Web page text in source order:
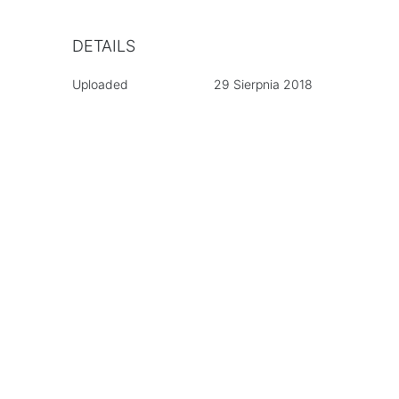
DETAILS
Uploaded 29 Sierpnia 2018